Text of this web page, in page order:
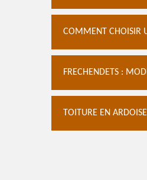
COMMENT CHOISIR
FRECHENDETS :
TOITURE EN